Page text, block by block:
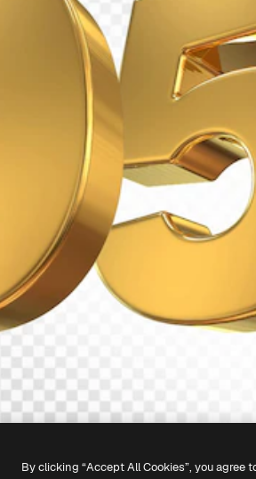
By clicking “Accept All Cookies”, you